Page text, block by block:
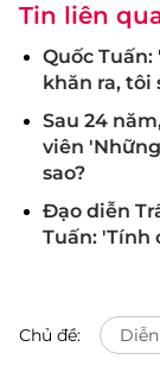
Tin liên
Quốc
khăn ra, tôi
Sau 24
viên
sao?
Đạo diễn
Tuấn: 'Tính
Chủ đề: